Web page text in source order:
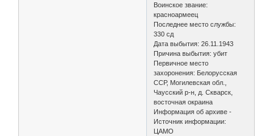
Воинское звание:
красноармеец
Последнее место службы:
330 сд
Дата выбытия: 26.11.1943
Причина выбытия: убит
Первичное место
захоронения: Белорусская
ССР, Могилевская обл.,
Чаусский р-н, д. Скварск,
восточная окраина
Информация об архиве -
Источник информации:
ЦАМО